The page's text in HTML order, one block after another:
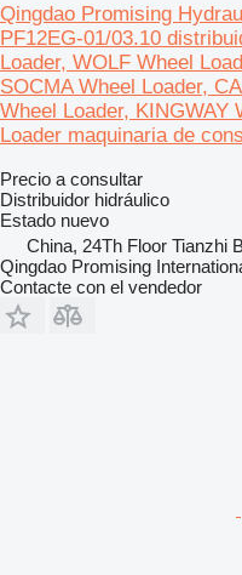
Qingdao Promising
PF12EG-01/03.10
Loader, WOLF Wheel
SOCMA Wheel Loader,
Wheel Loader, KINGWAY
Loader maquinaria de
Precio a consultar
Distribuidor hidráulico
Estado nuevo
China, 24Th Floor Tianzhi
Qingdao Promising
Contacte con el vendedor